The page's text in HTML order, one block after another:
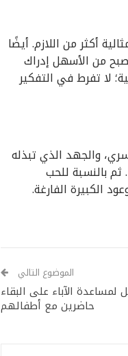
أكثر من اللازم. أيضًا
من الأسهل إدراك
لا تفرط في التفكير
والجهد الذي تبذله
بالنسبة للحب
الكبيرة الفارغة.
الموضوع التالي
لمساعدة الآباء على البقاء
حاضرين مع أطفالهم